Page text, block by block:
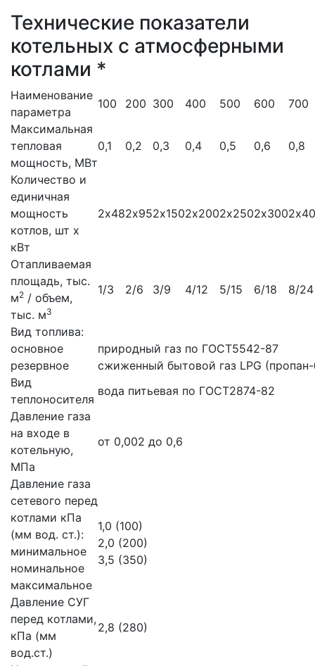
Технические показатели
котельных с атмосферными
котлами *
Наименование
параметра
100 200 300 400 500 600
700
Максимальная
тепловая
мощность, МВт
0,1 0,2 0,3 0,4 0,5 0,6 0,8
Количество и
единичная
мощность
котлов, шт х
кВт
2х482х952х1502х2002х2502х300
Отапливаемая
площадь, тыс.
м2 / объем,
тыс. м3
1/3 2/6 3/9 4/12 5/15 6/18 8/24
Вид топлива:
основное
резервное
природный газ по ГОСТ5542-87
сжиженный бытовой газ LPG (пропан-
Вид
теплоносителя
вода питьевая по ГОСТ2874-82
Давление газа
на входе в
котельную,
МПа
от 0,002 до 0,6
Давление газа
сетевого перед
котлами кПа
(мм вод. ст.):
минимальное
номинальное
максимальное
1,0 (100)
2,0 (200)
3,5 (350)
Давление СУГ
перед котлами,
кПа (мм
вод.ст.)
2,8 (280)